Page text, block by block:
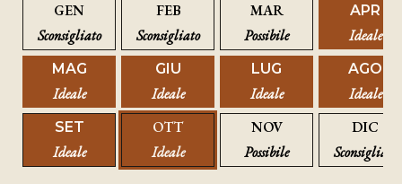
GEN
Sconsigliato
FEB
Sconsigliato
MAR
Possibile
APR
Ideale
MAG
Ideale
GIU
Ideale
LUG
Ideale
AGO
Ideale
SET
Ideale
OTT
Ideale
NOV
Possibile
DIC
Sconsigliato